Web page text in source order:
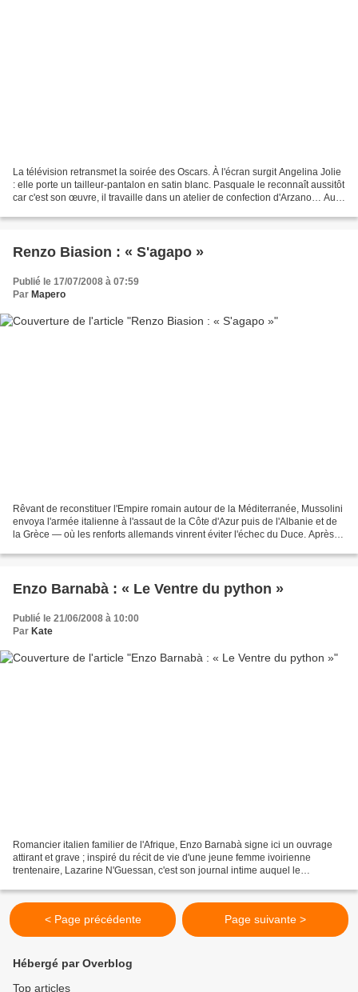
La télévision retransmet la soirée des Oscars. À l'écran surgit Angelina Jolie
: elle porte un tailleur-pantalon en satin blanc. Pasquale le reconnaît aussitôt
car c'est son œuvre, il travaille dans un atelier de confection d'Arzano… Au
Renzo Biasion : « S'agapo »
Publié le 17/07/2008 à 07:59
Par Mapero
Rêvant de reconstituer l'Empire romain autour de la Méditerranée, Mussolini
envoya l'armée italienne à l'assaut de la Côte d'Azur puis de l'Albanie et de
la Grèce — où les renforts allemands vinrent éviter l'échec du Duce. Après
Enzo Barnabà : « Le Ventre du python »
Publié le 21/06/2008 à 10:00
Par Kate
Romancier italien familier de l'Afrique, Enzo Barnabà signe ici un ouvrage
attirant et grave ; inspiré du récit de vie d'une jeune femme ivoirienne
trentenaire, Lazarine N'Guessan, c'est son journal intime auquel le
< Page précédente Page suivante >
Hébergé par Overblog
Top articles